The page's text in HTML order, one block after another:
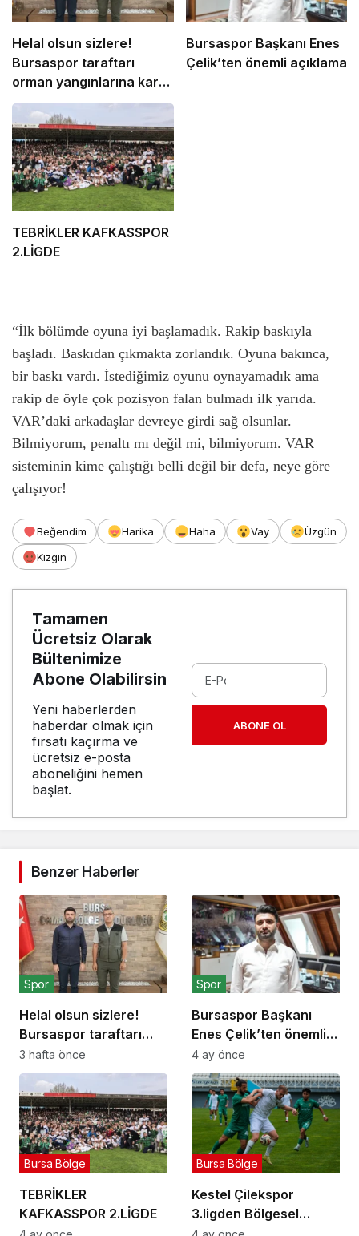
Helal olsun sizlere!
Bursaspor taraftarı
orman yangınlarına karşı
seferber oluyor
Bursaspor Başkanı Enes
Çelik’ten önemli açıklama
TEBRİKLER KAFKASSPOR
2.LİGDE
“İlk bölümde oyuna iyi başlamadık. Rakip baskıyla
başladı. Baskıdan çıkmakta zorlandık. Oyuna bakınca,
bir baskı vardı. İstediğimiz oyunu oynayamadık ama
rakip de öyle çok pozisyon falan bulmadı ilk yarıda.
VAR’daki arkadaşlar devreye girdi sağ olsunlar.
Bilmiyorum, penaltı mı değil mi, bilmiyorum. VAR
sisteminin kime çalıştığı belli değil bir defa, neye göre
çalışıyor!
Beğendim Harika Haha Vay
Üzgün
Kızgın
Tamamen
Ücretsiz Olarak
Bültenimize
Abone Olabilirsin
Yeni haberlerden
haberdar olmak için
fırsatı kaçırma ve
ücretsiz e-posta
aboneliğini hemen
başlat.
ABONE OL
Benzer Haberler
Helal olsun sizlere!
Bursaspor taraftarı
orman yangınlarına
karşı seferber oluyor
Spor
3 hafta önce
Bursaspor Başkanı
Enes Çelik’ten önemli
açıklama
Spor
4 ay önce
TEBRİKLER
KAFKASSPOR 2.LİGDE
Bursa Bölge
Kestel Çilekspor
3.ligden Bölgesel
Amatör Lig’e düştü.
Bursa Bölge